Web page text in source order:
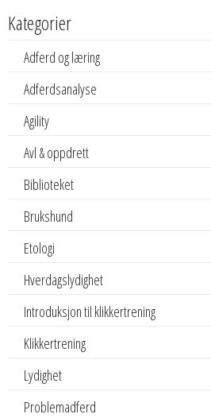
Kategorier
Adferd og læring
Adferdsanalyse
Agility
Avl & oppdrett
Biblioteket
Brukshund
Etologi
Hverdagslydighet
Introduksjon til klikkertrening
Klikkertrening
Lydighet
Problemadferd